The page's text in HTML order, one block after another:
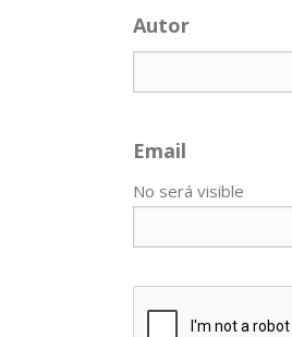
Autor
Email
No será visible